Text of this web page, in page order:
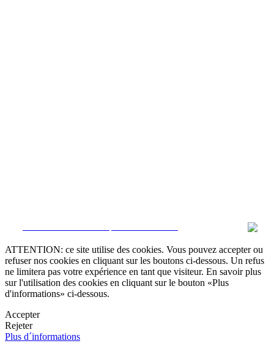
ATTENTION: ce site utilise des cookies. Vous pouvez accepter ou
refuser nos cookies en cliquant sur les boutons ci-dessous. Un refus
ne limitera pas votre expérience en tant que visiteur. En savoir plus
sur l'utilisation des cookies en cliquant sur le bouton «Plus
d'informations» ci-dessous.
Accepter
Rejeter
Plus d´informations